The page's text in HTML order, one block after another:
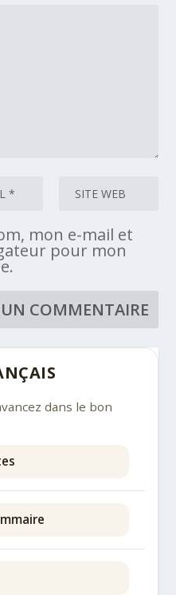
mon e-mail et
pour mon
dans le bon